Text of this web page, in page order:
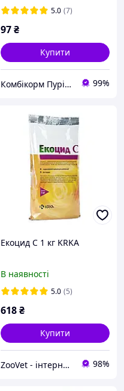
5.0 (7)
97₴
Купити
Комбікорм Пуріна 99%
Екоцид C 1 кг KRKA
В наявності
5.0 (5)
618₴
Купити
ZooVet - інтернет зоомагазин самих низьких цін - Zoovetbaza.com.ua 98%